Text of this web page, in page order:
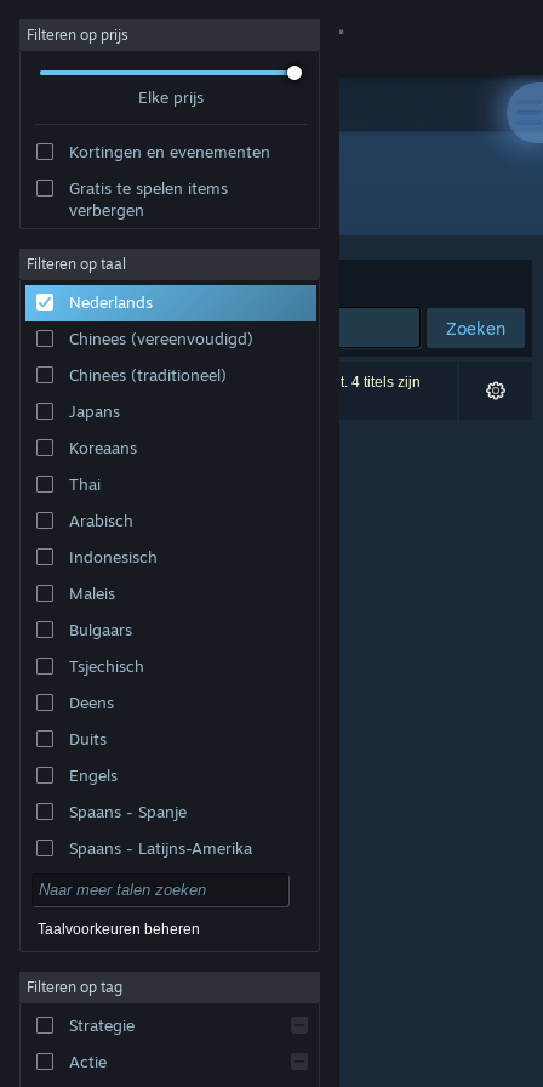
Inloggen
Community
Over
Ondersteuning
Taal wijzigen
Download de mobiele Steam-app
Desktopwebsite weergeven
© Valve Corporation. Alle rechten voorbehouden. Alle
handelsmerken zijn eigendom van hun respectieve
Privacybeleid|Juridische informatie
Toegankelijkheid
|
Terugbetalingen
Filteren op prijs
Elke prijs
Kortingen en evenementen
Gratis te spelen items
verbergen
Filteren op taal
Nederlands
Chinees (vereenvoudigd)
Chinees (traditioneel)
Japans
Koreaans
Thai
Arabisch
Indonesisch
Maleis
Bulgaars
Tsjechisch
Deens
Duits
Engels
Spaans - Spanje
Spaans - Latijns-Amerika
Taalvoorkeuren beheren
Filteren op tag
Strategie
Actie
Ontwikkelaar: 25 Crimson
Sorteren op Relevantie
Zoeken
0 resultaten komen overeen met je zoekopdracht. 4 titels zijn
uitgesloten op basis van je voorkeuren.